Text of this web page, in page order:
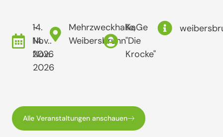
14.
Nov..
2026
-
14.
Nov..
2026
Mehrzweckhalle,
Weibersbrunn
KaGe
"Die
Krocke"
Alle Veranstaltungen anschauen